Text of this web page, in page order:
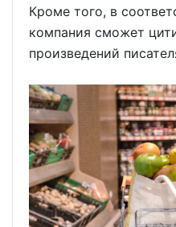
Кроме того, в
компания сможет
произведений